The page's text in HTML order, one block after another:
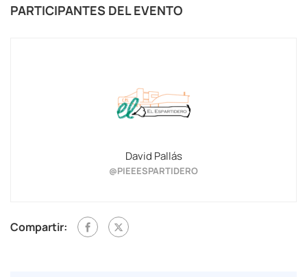
PARTICIPANTES DEL EVENTO
David Pallás
@PIEEESPARTIDERO
Compartir: